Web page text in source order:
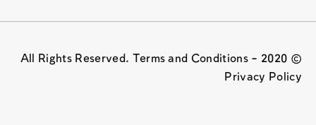
© 2020 All Rights Reserved. Terms and Conditions –
Privacy Policy